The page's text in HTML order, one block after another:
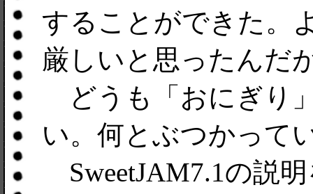
することができた。
厳しいと思ったんだ
どうも「おにぎり
い。何とぶつかって
SweetJAM7.1の説